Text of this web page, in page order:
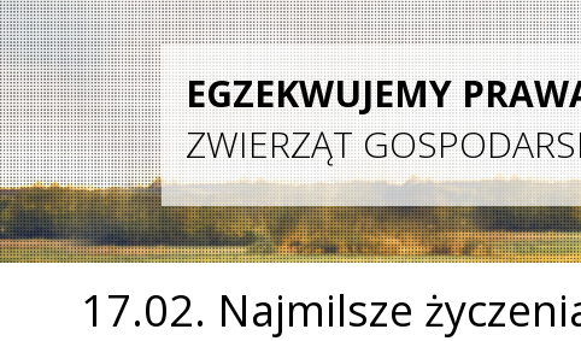
EGZEKWUJEMY
ZWIERZĄT
17.02. Najmilsze